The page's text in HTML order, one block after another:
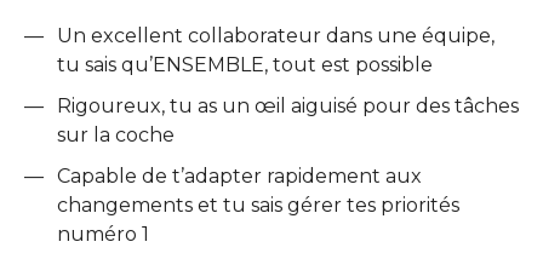
Un excellent collaborateur dans une équipe,
tu sais qu’ENSEMBLE, tout est possible
Rigoureux, tu as un œil aiguisé pour des tâches
sur la coche
Capable de t’adapter rapidement aux
changements et tu sais gérer tes priorités
numéro 1